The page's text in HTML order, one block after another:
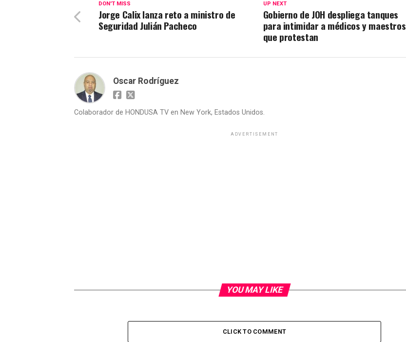
UP NEXT
Gobierno de JOH despliega tanques
para intimidar a médicos y maestros
que protestan
DON'T MISS
Jorge Calix lanza reto a ministro de
Seguridad Julián Pacheco
Oscar Rodríguez
Colaborador de HONDUSA TV en New York, Estados Unidos.
ADVERTISEMENT
YOU MAY LIKE
CLICK TO COMMENT